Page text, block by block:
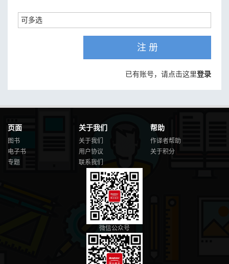
注 册
已有账号，请点击这里登录
页面
图书
电子书
专题
关于我们
关于我们
用户协议
联系我们
帮助
作译者帮助
关于积分
微信公众号